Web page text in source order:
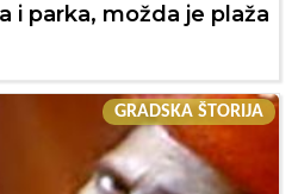
i parka, možda je plaža
GRADSKA ŠTORIJA